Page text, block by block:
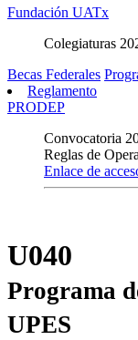
Fundación UATx
Colegiaturas
Becas Federales
Reglamento
PRODEP
Convocatoria
Reglas de
Enlace de
U040
Programa
UPES